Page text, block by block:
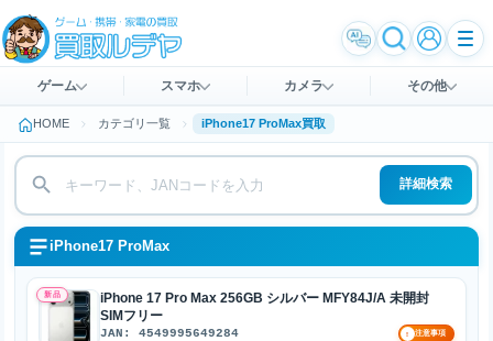
ゲーム スマホ カメラ その他
HOME カテゴリ一覧 iPhone17 ProMax買取
詳細検索
iPhone17 ProMax
新品
iPhone 17 Pro Max 256GB シルバー MFY84J/A 未開封
SIMフリー
JAN: 4549995649284 ! 注意事項